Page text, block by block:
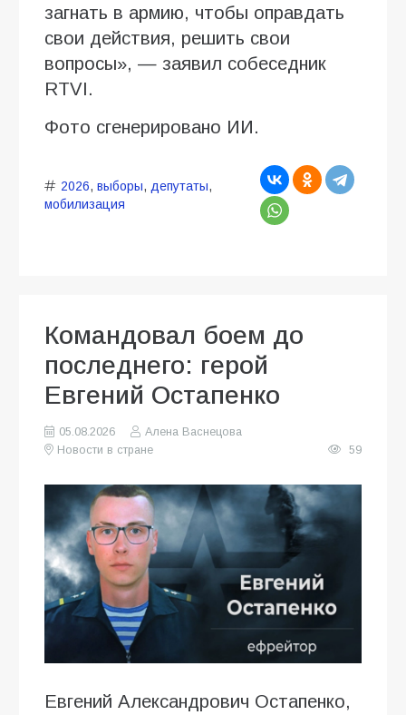
загнать в армию, чтобы оправдать
свои действия, решить свои
вопросы», — заявил собеседник
RTVI.
Фото сгенерировано ИИ.
2026, выборы, депутаты,
мобилизация
Командовал боем до
последнего: герой
Евгений Остапенко
05.08.2026
Алена Васнецова
Новости в стране
59
Евгений Александрович Остапенко,